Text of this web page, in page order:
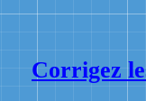
Corrigez